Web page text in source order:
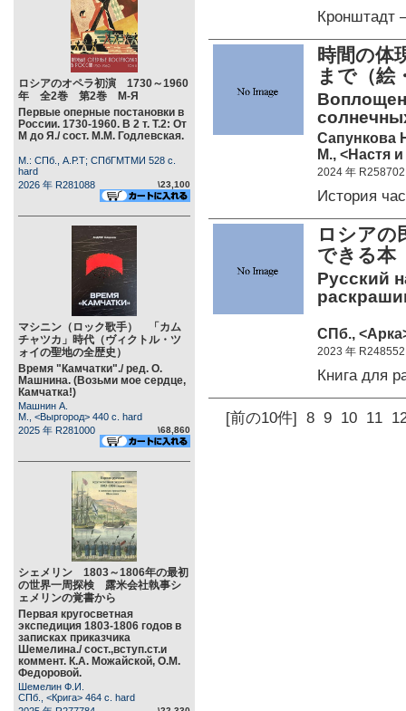
ロシアのオペラ初演 1730～1960
年 全2巻 第2巻 М-Я
Первые оперные постановки в
России. 1730-1960. В 2 т. Т.2: От
М до Я./ сост. М.М. Годлевская.
М.: СПб., А.Р.Т; СПбГМТМИ 528 c.
hard
2026 年 R281088
\23,100
マシニン（ロック歌手） 「カム
チャツカ」時代（ヴィクトル・ツ
ォイの聖地の全歴史）
Время "Камчатки"./ ред. О.
Машнина. (Возьми мое сердце,
Камчатка!)
Машнин А.
М., <Выргород> 440 c. hard
2025 年 R281000
\68,860
シェメリン 1803～1806年の最初
の世界一周探検 露米会社執事シ
ェメリンの覚書から
Первая кругосветная
экспедиция 1803-1806 годов в
записках приказчика
Шемелина./ сост.,вступ.ст.и
коммент. К.А. Можайской, О.М.
Федоровой.
Шемелин Ф.И.
СПб., <Крига> 464 c. hard
Кронштадт
時間の
まで（絵
Сапункова
М., <Настя
2024 年 R258702
История
ロシアの
できる本
Русский
СПб.,
2023 年 R248552
Книга для
[前の10件] 8 9 10 11